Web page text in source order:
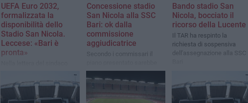
UEFA Euro 2032,
formalizzata la
disponibilità dello
Stadio San Nicola.
Leccese: «Bari è
pronta»
individuare un percorso
sostenibile sotto il profilo
economico
Concessione stadio
San Nicola alla SSC
Bari: ok dalla
commissione
aggiudicatrice
Secondo i commissari il
idoneo
Bando stadio San
Nicola, bocciato il
ricorso della Lucente
Il TAR ha respinto la
richiesta di sospensiva
dell'assegnazione alla SSC